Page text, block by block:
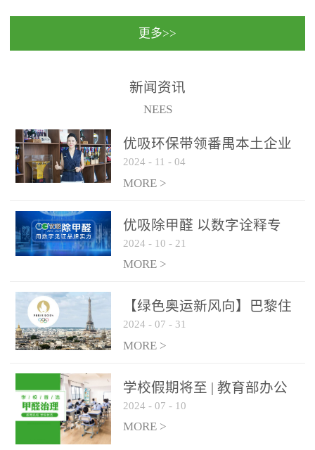
民法院室内除甲醛空气治
保施工日期：2020年1月珠
国家通过设在对外开放口
（及各出入境边防检查
更多>>
新闻资讯
NEES
优吸环保带领番禺本​土企业
勇敢破局向“新”
2024 - 11 - 04
MORE >
优吸除甲醛 以数字诠释专
业，尽显除醛品牌实力！
2024 - 10 - 21
MORE >
【绿色奥运新风向】巴黎住
宿风波：优吸环保共建健康
绿色家居
2024 - 07 - 31
MORE >
学校假期将至 | 教育部办公
厅关于加强学校新建校舍室
内空气质量管理通知
2024 - 07 - 10
MORE >